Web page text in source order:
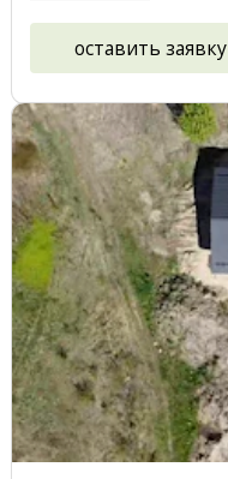
оставить заявку